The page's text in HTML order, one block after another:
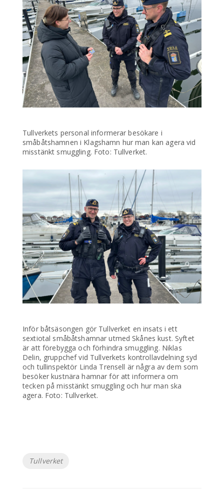
Tullverkets personal informerar besökare i
småbåtshamnen i Klagshamn hur man kan agera vid
misstänkt smuggling. Foto: Tullverket.
Inför båtsäsongen gör Tullverket en insats i ett
sextiotal småbåtshamnar utmed Skånes kust. Syftet
är att förebygga och förhindra smuggling. Niklas
Delin, gruppchef vid Tullverkets kontrollavdelning syd
och tullinspektör Linda Trensell är några av dem som
besöker kustnära hamnar för att informera om
tecken på misstänkt smuggling och hur man ska
agera. Foto: Tullverket.
Etiketter
Tullverket